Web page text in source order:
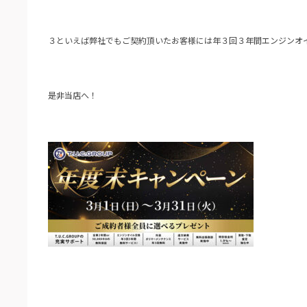
３といえば弊社でもご契約頂いたお客様には年３回３年間エンジンオ
是非当店へ！